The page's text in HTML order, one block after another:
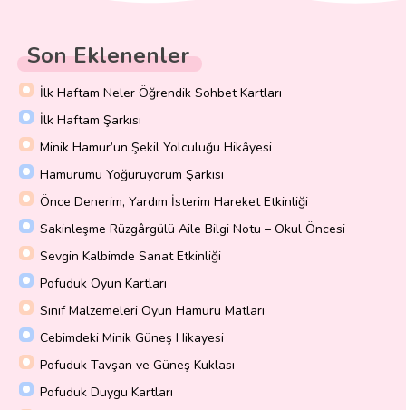
Son Eklenenler
İlk Haftam Neler Öğrendik Sohbet Kartları
İlk Haftam Şarkısı
Minik Hamur’un Şekil Yolculuğu Hikâyesi
Hamurumu Yoğuruyorum Şarkısı
Önce Denerim, Yardım İsterim Hareket Etkinliği
Sakinleşme Rüzgârgülü Aile Bilgi Notu – Okul Öncesi
Sevgin Kalbimde Sanat Etkinliği
Pofuduk Oyun Kartları
Sınıf Malzemeleri Oyun Hamuru Matları
Cebimdeki Minik Güneş Hikayesi
Pofuduk Tavşan ve Güneş Kuklası
Pofuduk Duygu Kartları